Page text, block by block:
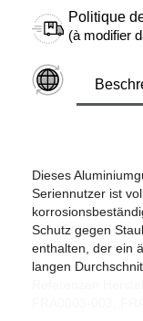
Politique
(à modifier
Dieses
Seriennutzer ist
Schutz gegen
enthalten, der ein
langen